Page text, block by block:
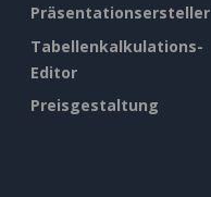
Präsentationsersteller
Tabellenkalkulations-
Editor
Preisgestaltung